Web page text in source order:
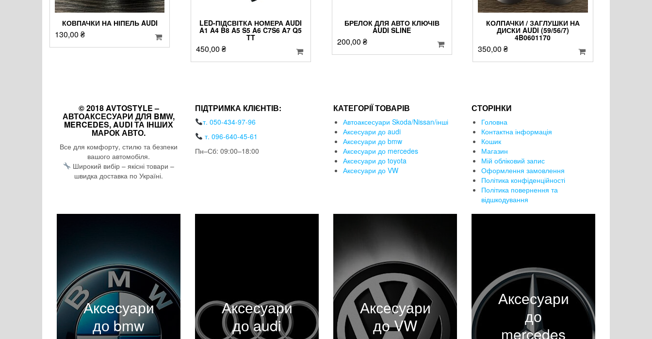
КОВПАЧКИ НА НІПЕЛЬ AUDI
130,00 ₴
LED-ПІДСВІТКА НОМЕРА AUDI
A1 A4 B8 A5 S5 A6 C7S6 A7 Q5
TT
450,00 ₴
БРЕЛОК ДЛЯ АВТО КЛЮЧІВ
AUDI SLINE
200,00 ₴
КОЛПАЧКИ / ЗАГЛУШКИ НА
ДИСКИ AUDI (59/56/7)
4B0601170
350,00₴
© 2018 AVTOSTYLE –
АВТОАКСЕСУАРИ ДЛЯ BMW,
MERCEDES, AUDI ТА ІНШИХ
МАРОК АВТО.
Все для комфорту, стилю та безпеки
вашого автомобіля.
Широкий вибір – якісні товари –
швидка доставка по Україні.
ПІДТРИМКА КЛІЄНТІВ:
т. 050-434-97-96
т. 096-640-45-61
Пн–Сб: 09:00–18:00
КАТЕГОРІЇ ТОВАРІВ
Автоаксесуари Skoda/Nissan/інші
Аксесуари до audi
Аксесуари до bmw
Аксесуари до mercedes
Аксесуари до toyota
Аксесуари до VW
СТОРІНКИ
Головна
Контактна інформація
Кошик
Магазин
Мій обліковий запис
Оформлення замовлення
Політика конфіденційності
Політика повернення та
відшкодування
Аксесуари
до bmw
Аксесуари
до audi
Аксесуари
до VW
Аксесуари
до
mercedes